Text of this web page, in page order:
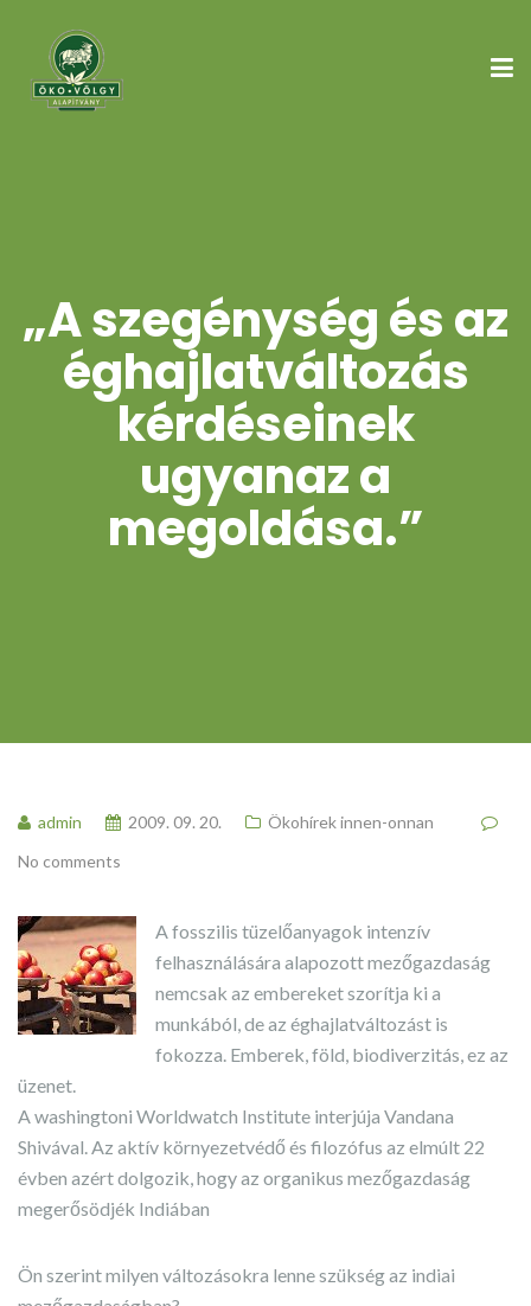
„A szegénység és az
éghajlatváltozás
kérdéseinek
ugyanaz a
megoldása.”
admin 2009. 09. 20.
Ökohírek innen-onnan
No comments
A fosszilis tüzelőanyagok intenzív
felhasználására alapozott mezőgazdaság
nemcsak az embereket szorítja ki a
munkából, de az éghajlatváltozást is
fokozza. Emberek, föld, biodiverzitás, ez az
üzenet.
A washingtoni Worldwatch Institute interjúja Vandana
Shivával. Az aktív környezetvédő és filozófus az elmúlt 22
évben azért dolgozik, hogy az organikus mezőgazdaság
megerősödjék Indiában
Ön szerint milyen változásokra lenne szükség az indiai